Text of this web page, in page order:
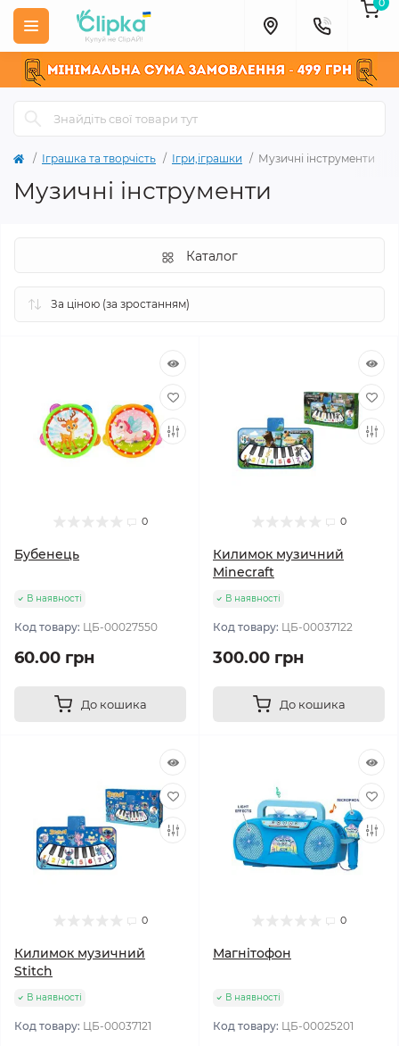
Іграшка та творчість Ігри,іграшки Музичні інструменти
Музичні інструменти
Каталог
0
Бубенець
В наявності
Код товару: ЦБ-00027550
60.00 грн
До кошика
0
Килимок музичний
Minecraft
В наявності
Код товару: ЦБ-00037122
300.00 грн
До кошика
0
Килимок музичний
Stitch
В наявності
Код товару: ЦБ-00037121
0
Магнітофон
В наявності
Код товару: ЦБ-00025201